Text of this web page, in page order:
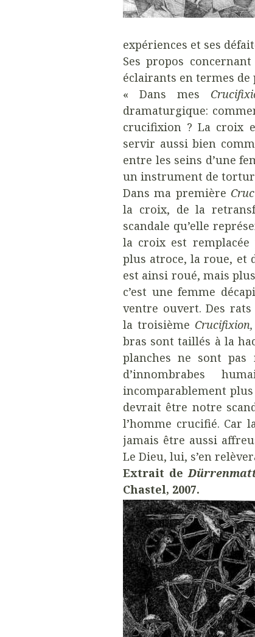
expériences et ses
Ses propos concernant
éclairants en termes
« Dans mes
dramaturgique:
crucifixion ? La croix
servir aussi bien
entre les seins d’une
un instrument de
Dans ma première
la croix, de la
scandale qu’elle
la croix est
plus atroce, la roue, et
est ainsi roué, mais
c’est une femme
ventre ouvert. Des
la troisième Crucifixion,
bras sont taillés à la
planches ne sont
d’innombrabes
incomparablement
devrait être notre
l’homme crucifié. Car
jamais être aussi
Le Dieu, lui, s’en
Extrait de
Chastel, 2007.